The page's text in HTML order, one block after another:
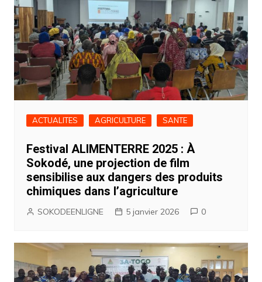
ACTUALITES AGRICULTURE SANTE
Festival ALIMENTERRE 2025 : À
Sokodé, une projection de film
sensibilise aux dangers des produits
chimiques dans l’agriculture
SOKODEENLIGNE 5 janvier 2026 0